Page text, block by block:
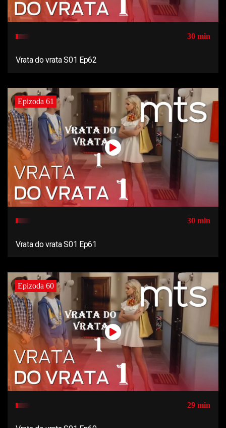
30 min
Vrata do vrata S01 Ep62
Epizoda 61
30 min
Vrata do vrata S01 Ep61
Epizoda 60
29 min